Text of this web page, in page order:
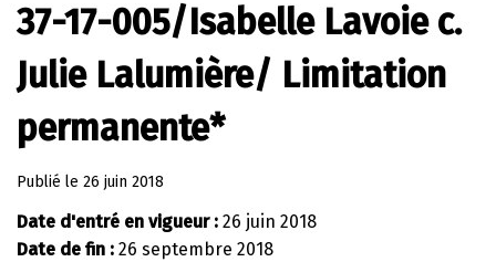
37-17-005/Isabelle Lavoie c.
Julie Lalumière/ Limitation
permanente*
Publié le 26 juin 2018
Date d'entré en vigueur : 26 juin 2018
Date de fin : 26 septembre 2018